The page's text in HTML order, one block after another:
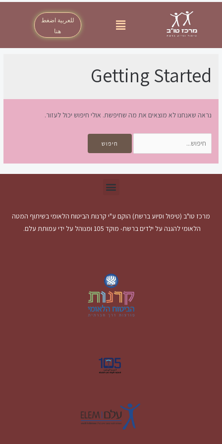
للعربية اضغط
هنا
Getting Started
נראה שאנחנו לא מוצאים את מה שחיפשת. אולי חיפוש יכול לעזור.
מרכז טו"ב (טיפול וסיוע ברשת) הוקם ע"י קרנות הביטוח הלאומי בשיתוף המטה
הלאומי להגנה על ילדים ברשת- מוקד 105 ומנוהל על ידי עמותת עלם.